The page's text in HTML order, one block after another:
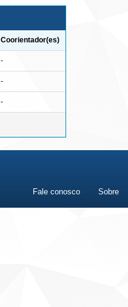
Coorientador(es)
-
-
-
Fale conosco Sobre